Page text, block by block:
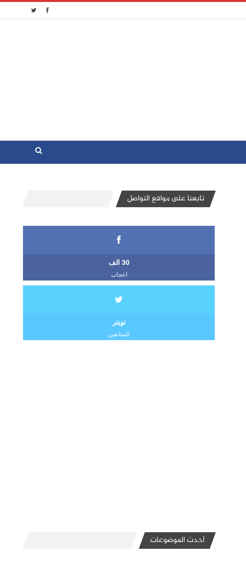
تابعنا على مواقع التواصل
30 الف
اعجاب
تويتر
المتابعين
أحدث الموضوعات